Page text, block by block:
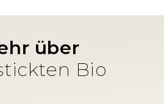
über
Bio